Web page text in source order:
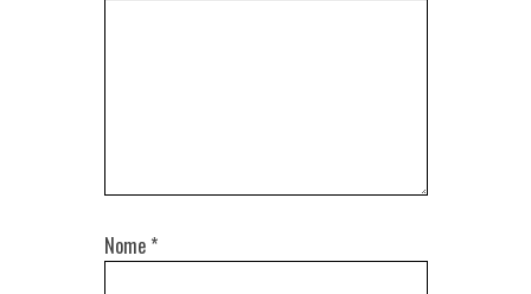
Nome *